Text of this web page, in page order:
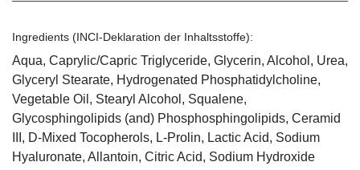
Ingredients (INCI-Deklaration der Inhaltsstoffe):
Aqua, Caprylic/Capric Triglyceride, Glycerin, Alcohol, Urea,
Glyceryl Stearate, Hydrogenated Phosphatidylcholine,
Vegetable Oil, Stearyl Alcohol, Squalene,
Glycosphingolipids (and) Phosphosphingolipids, Ceramid
III, D-Mixed Tocopherols, L-Prolin, Lactic Acid, Sodium
Hyaluronate, Allantoin, Citric Acid, Sodium Hydroxide